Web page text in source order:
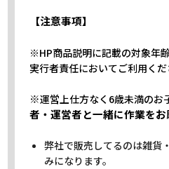
【注意事項】
※HP商品説明に記載の対象年
実行者責任においてご利用くだ
※運営上仕方なく6歳未満のお
者・運営者と一緒に作業をお
弊社で販売してるのは雑貨
みになります。